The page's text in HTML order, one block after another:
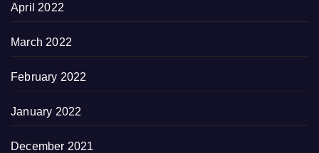
April 2022
March 2022
February 2022
January 2022
December 2021